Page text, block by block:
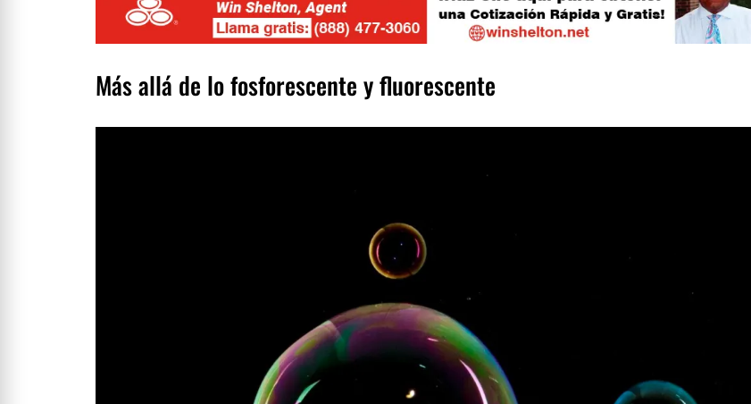
Más allá de lo fosforescente y fluorescente